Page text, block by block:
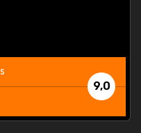
9,0